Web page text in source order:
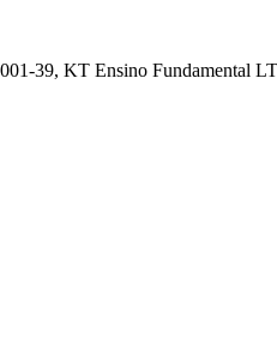
39, KT Ensino Fundamental